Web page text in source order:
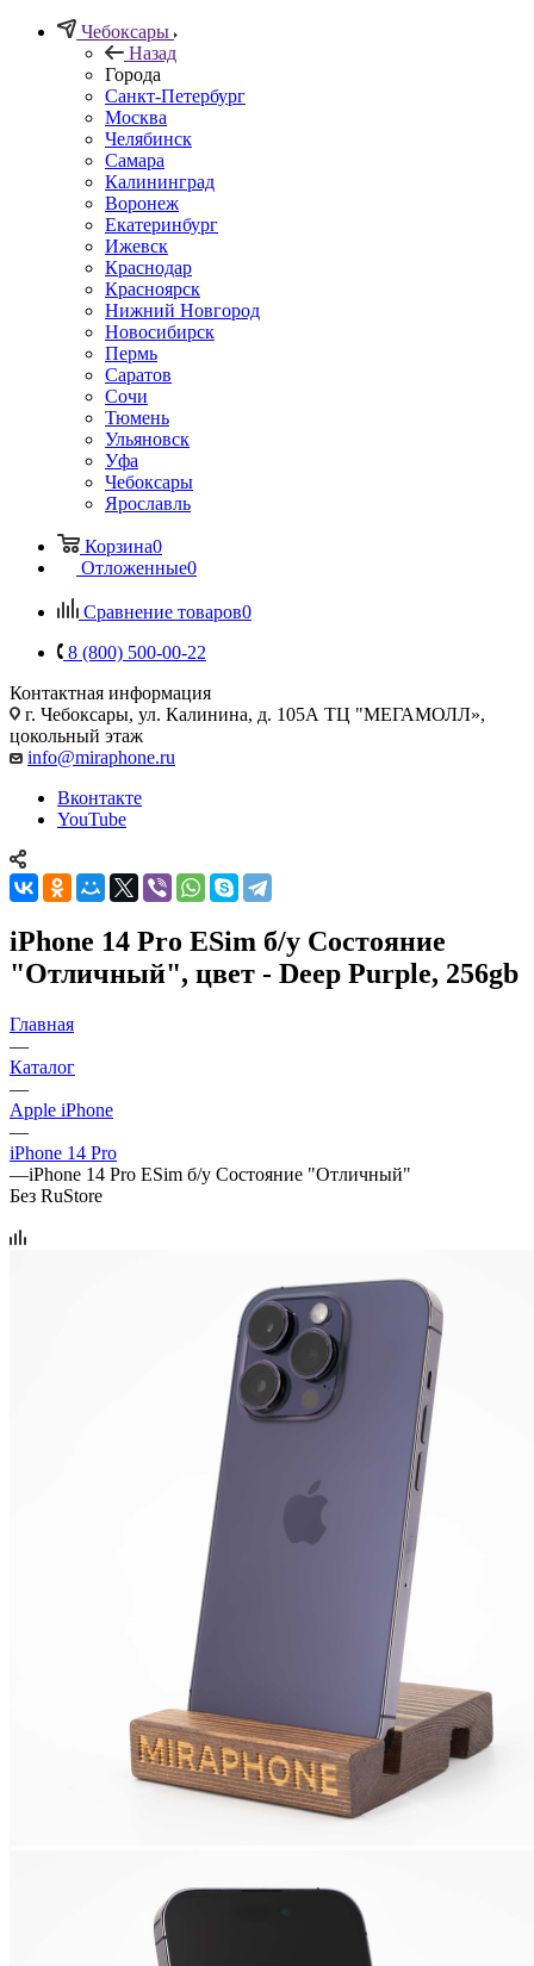
Чебоксары
Назад
Города
Санкт-Петербург
Москва
Челябинск
Самара
Калининград
Воронеж
Екатеринбург
Ижевск
Краснодар
Красноярск
Нижний Новгород
Новосибирск
Пермь
Саратов
Сочи
Тюмень
Ульяновск
Уфа
Чебоксары
Ярославль
Корзина0
Отложенные0
Сравнение товаров0
8 (800) 500-00-22
Контактная информация
г. Чебоксары, ул. Калинина, д. 105А ТЦ "МЕГАМОЛЛ»,
цокольный этаж
info@miraphone.ru
Вконтакте
YouTube
iPhone 14 Pro ESim б/у Состояние
"Отличный", цвет - Deep Purple, 256gb
Главная
—
Каталог
—
Apple iPhone
—
iPhone 14 Pro
—iPhone 14 Pro ESim б/у Состояние "Отличный"
Без RuStore